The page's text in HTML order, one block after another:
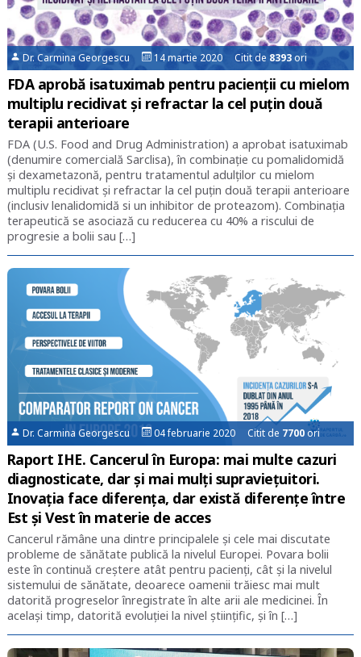
Dr. Carmina Georgescu 14 martie 2020 Citit de 8393ori
FDA aprobă isatuximab pentru pacienții cu mielom
multiplu recidivat și refractar la cel puțin două
terapii anterioare
FDA (U.S. Food and Drug Administration) a aprobat isatuximab
(denumire comercială Sarclisa), în combinație cu pomalidomidă
și dexametazonă, pentru tratamentul adulților cu mielom
multiplu recidivat și refractar la cel puțin două terapii anterioare
(inclusiv lenalidomidă si un inhibitor de proteazom). Combinația
terapeutică se asociază cu reducerea cu 40% a riscului de
progresie a bolii sau […]
Dr. Carmina Georgescu 04 februarie 2020 Citit de 7700 ori
Raport IHE. Cancerul în Europa: mai multe cazuri
diagnosticate, dar și mai mulți supraviețuitori.
Inovația face diferența, dar există diferențe între
Est și Vest în materie de acces
Cancerul rămâne una dintre principalele și cele mai discutate
probleme de sănătate publică la nivelul Europei. Povara bolii
este în continuă creștere atât pentru pacienți, cât și la nivelul
sistemului de sănătate, deoarece oamenii trăiesc mai mult
datorită progreselor înregistrate în alte arii ale medicinei. În
același timp, datorită evoluției la nivel științific, și în […]